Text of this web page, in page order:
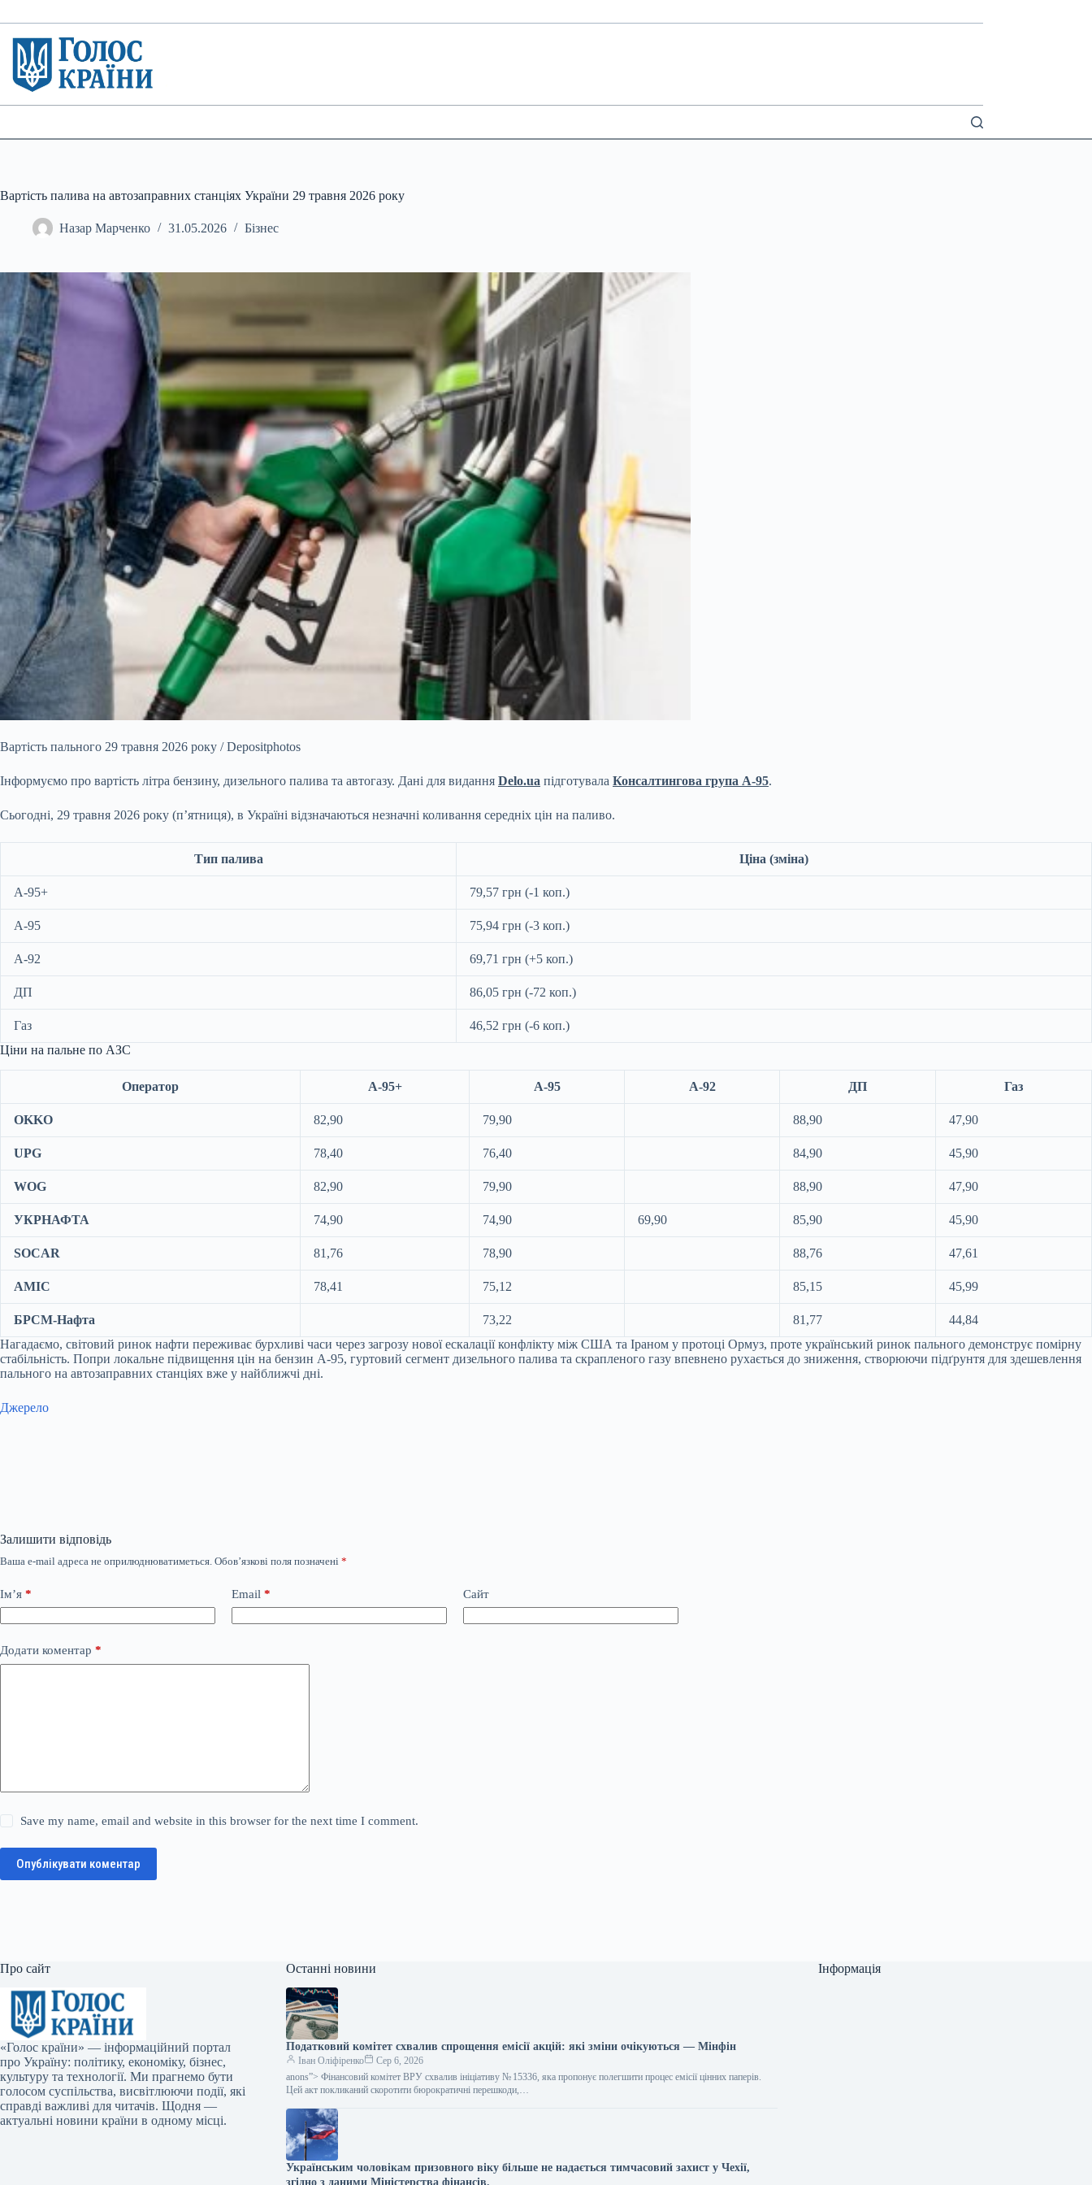
до
вмісту
Вартість палива на автозаправних станціях України 29 травня 2026 року
Назар Марченко 31.05.2026 Бізнес
Вартість пального 29 травня 2026 року / Depositphotos
Інформуємо про вартість літра бензину, дизельного палива та автогазу. Дані для видання Delo.ua підготувала Консалтингова група А-95.
Сьогодні, 29 травня 2026 року (п’ятниця), в Україні відзначаються незначні коливання середніх цін на паливо.
Тип палива Ціна (зміна)
А-95+ 79,57 грн (-1 коп.)
А-95 75,94 грн (-3 коп.)
А-92 69,71 грн (+5 коп.)
ДП 86,05 грн (-72 коп.)
Газ
46,52 грн (-6 коп.)
Ціни на пальне по АЗС
Оператор А-95+ А-95 А-92 ДП Газ
OKKO 82,90 79,90 88,90 47,90
UPG 78,40 76,40 84,90 45,90
WOG 82,90 79,90 88,90 47,90
УКРНАФТА 74,90 74,90 69,90 85,90 45,90
SOCAR 81,76 78,90 88,76 47,61
AMIC 78,41 75,12 85,15 45,99
БРСМ-Нафта 73,22 81,77
44,84
Нагадаємо, світовий ринок нафти переживає бурхливі часи через загрозу нової ескалації конфлікту між США та Іраном у протоці Ормуз, проте український ринок пального демонструє помірну
стабільність. Попри локальне підвищення цін на бензин А-95, гуртовий сегмент дизельного палива та скрапленого газу впевнено рухається до зниження, створюючи підґрунтя для здешевлення
пального на автозаправних станціях вже у найближчі дні.
Джерело
Залишити відповідь
Ваша e-mail адреса не оприлюднюватиметься. Обов’язкові поля позначені *
Ім’я * Email * Сайт
Додати коментар *
Save my name, email and website in this browser for the next time I comment.
Опублікувати коментар
Про сайт
«Голос країни» — інформаційний портал
про Україну: політику, економіку, бізнес,
культуру та технології. Ми прагнемо бути
голосом суспільства, висвітлюючи події, які
справді важливі для читачів. Щодня —
актуальні новини країни в одному місці.
Останні новини
Податковий комітет схвалив спрощення емісії акцій: які зміни очікуються — Мінфін
Іван Оліфіренко
Сер 6, 2026
anons”> Фінансовий комітет ВРУ схвалив ініціативу № 15336, яка пропонує полегшити процес емісії цінних паперів.
Цей акт покликаний скоротити бюрократичні перешкоди,…
Українським чоловікам призовного віку більше не надається тимчасовий захист у Чехії,
згідно з даними Міністерства фінансів.
Інформація